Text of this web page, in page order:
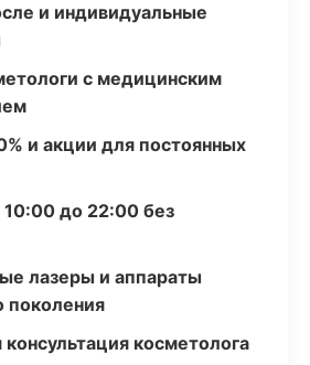
и индивидуальные
с медицинским
и акции для постоянных
10:00 до 22:00 без
лазеры и аппараты
поколения
консультация косметолога